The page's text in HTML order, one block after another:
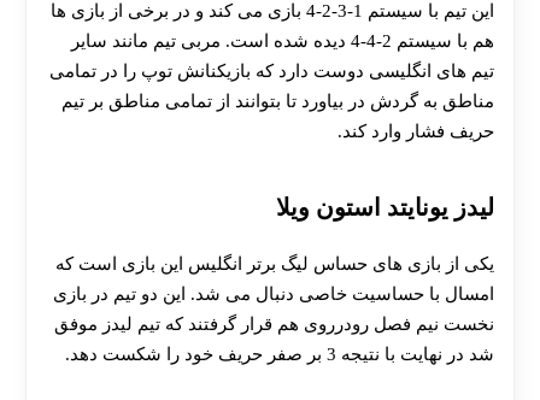
این تیم با سیستم 1-3-2-4 بازی می کند و در برخی از بازی ها
هم با سیستم 2-4-4 دیده شده است. مربی تیم مانند سایر
تیم های انگلیسی دوست دارد که بازیکنانش توپ را در تمامی
مناطق به گردش در بیاورد تا بتوانند از تمامی مناطق بر تیم
حریف فشار وارد کند.
لیدز یونایتد استون ویلا
یکی از بازی های حساس لیگ برتر انگلیس این بازی است که
امسال با حساسیت خاصی دنبال می شد. این دو تیم در بازی
نخست نیم فصل رودرروی هم قرار گرفتند که تیم لیدز موفق
شد در نهایت با نتیجه 3 بر صفر حریف خود را شکست دهد.